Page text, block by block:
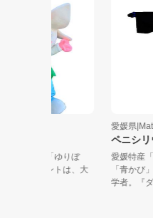
原町の森の精「ゆりぼ
チャームポイントは、大
愛媛県
ペニ
愛媛
「青
学者。